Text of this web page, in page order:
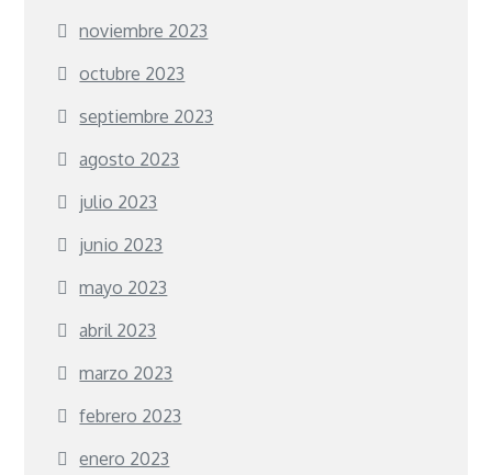
noviembre 2023
octubre 2023
septiembre 2023
agosto 2023
julio 2023
junio 2023
mayo 2023
abril 2023
marzo 2023
febrero 2023
enero 2023